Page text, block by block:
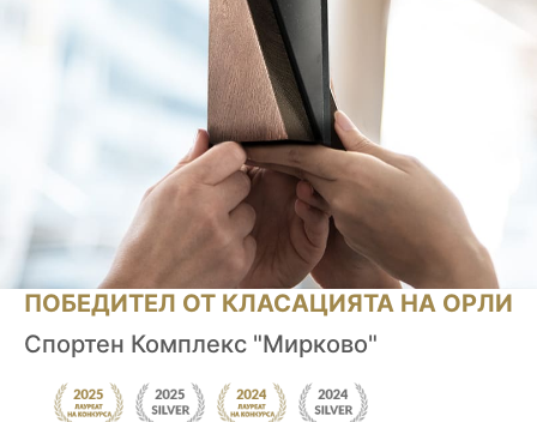
ПОБЕДИТЕЛ ОТ КЛАСАЦИЯТА НА ОРЛИ
Спортен Комплекс "Мирково"